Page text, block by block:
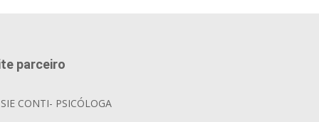
parceiro
CONTI- PSICÓLOGA